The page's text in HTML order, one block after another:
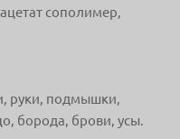
сополимер,
руки, подмышки,
борода, брови, усы.